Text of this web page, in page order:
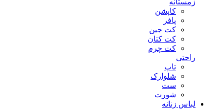
زمستانه
کاپشن
پافر
کت جین
کت کتان
کت چرم
راحتی
تاپ
شلوارک
ست
شورت
لباس زنانه